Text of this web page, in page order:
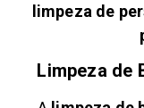
limpeza de
Limpeza de